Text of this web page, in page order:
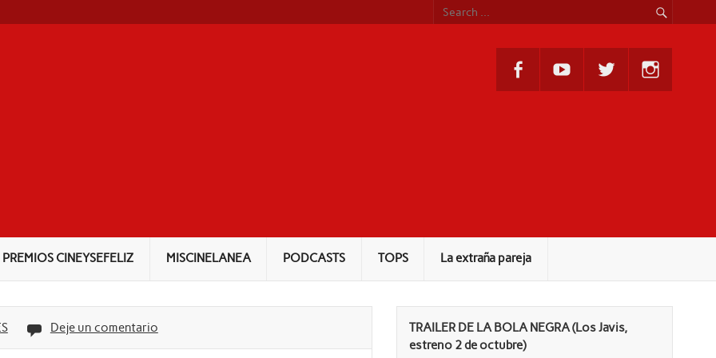
PREMIOS CINEYSEFELIZ MISCINELANEA PODCASTS TOPS La extraña pareja
Deje un comentario
TRAILER DE LA BOLA NEGRA (Los Javis,
estreno 2 de octubre)